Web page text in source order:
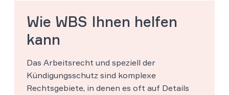
Wie WBS Ihnen helfen
kann
Das Arbeitsrecht und speziell der
Kündigungsschutz sind komplexe
Rechtsgebiete, in denen es oft auf Details